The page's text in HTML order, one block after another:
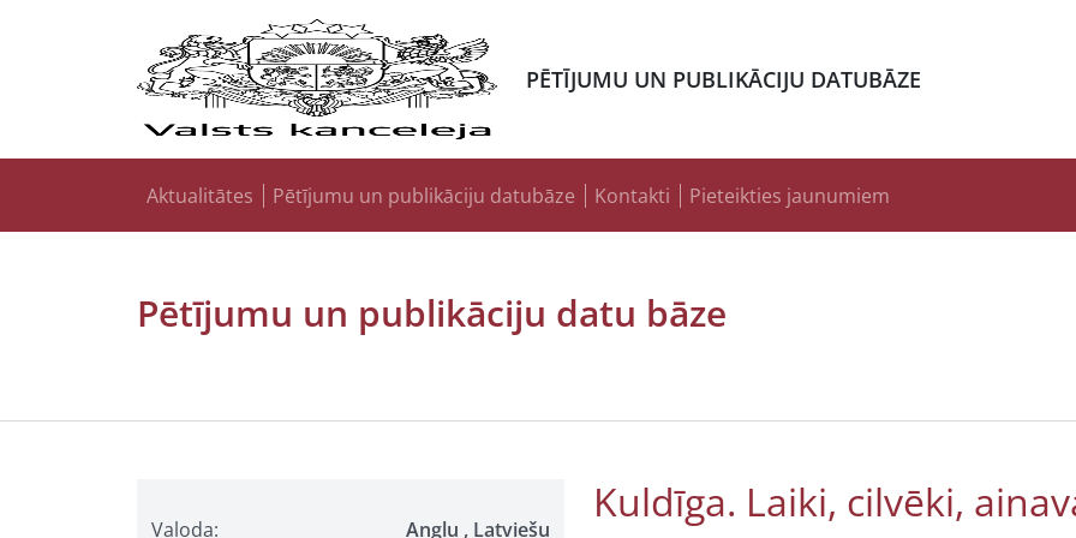
PĒTĪJUMU UN PUBLIKĀCIJU DATUBĀZE
Aktualitātes Pētījumu un publikāciju datubāze Kontakti Pieteikties jaunumiem
Pētījumu un publikāciju datu bāze
Valoda:
Angļu , Latviešu
Kuldīga. Laiki, cilvēki,